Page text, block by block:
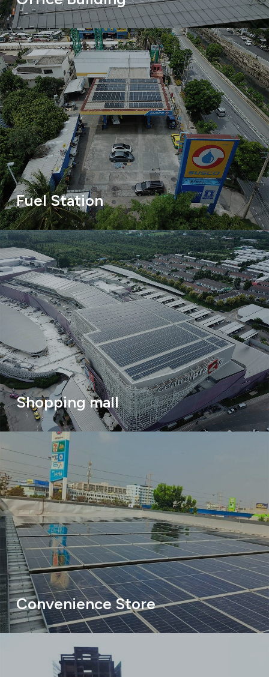
Fuel Station
Shopping mall
Convenience Store